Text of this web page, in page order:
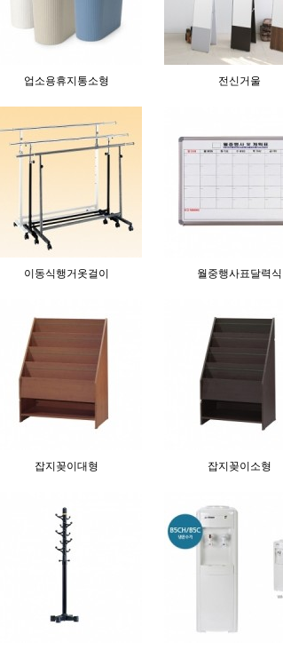
업소용휴지통소형 전신거울
이동식행거옷걸이 월중행사표달력식
잡지꽂이대형 잡지꽂이소형